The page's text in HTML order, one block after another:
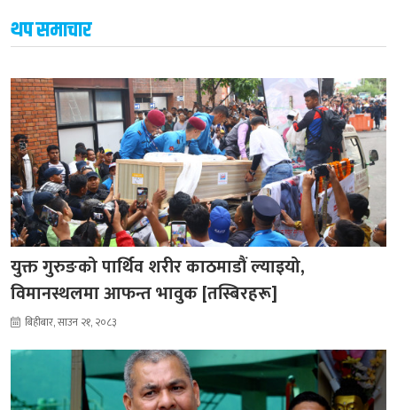
थप समाचार
युक्त गुरुङको पार्थिव शरीर काठमाडौं ल्याइयो,
विमानस्थलमा आफन्त भावुक [तस्बिरहरू]
बिहीबार, साउन २१, २०८३